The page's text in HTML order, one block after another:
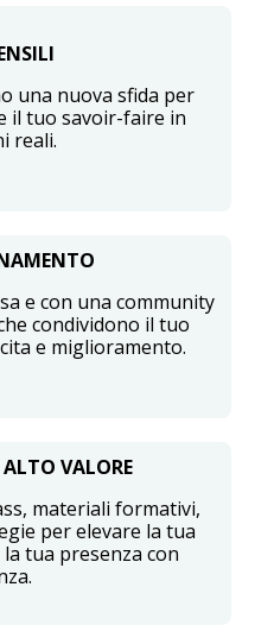
una nuova sfida per
il tuo savoir-faire in
reali.
e con una community
condividono il tuo
e miglioramento.
VALORE
materiali formativi,
per elevare la tua
tua presenza con